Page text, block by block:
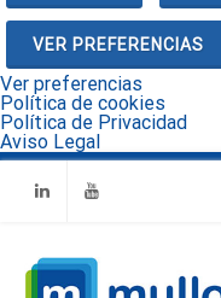
VER PREFERENCIAS
Ver preferencias
Política de cookies
Política de Privacidad
Aviso Legal
LinkedinYoutube